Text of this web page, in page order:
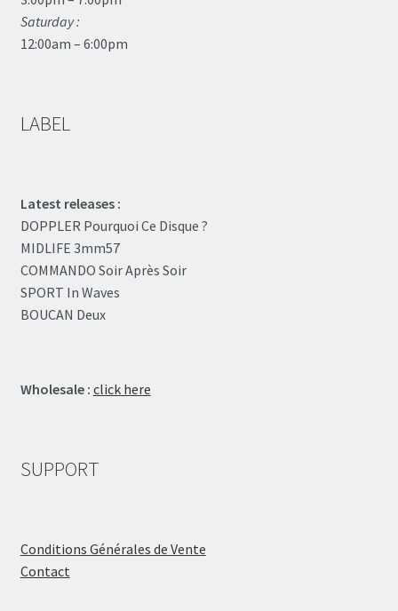
Saturday :
12:00am – 6:00pm
LABEL
Latest releases :
DOPPLER Pourquoi Ce Disque ?
MIDLIFE 3mm57
COMMANDO Soir Après Soir
SPORT In Waves
BOUCAN Deux
Wholesale : click here
SUPPORT
Conditions Générales de Vente
Contact